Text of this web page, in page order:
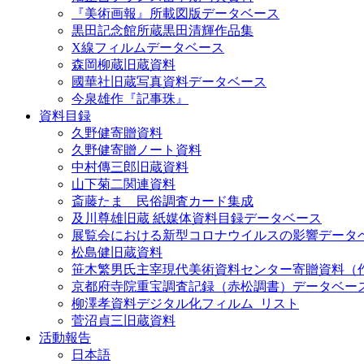
『美術画報』所載図版データベース
黒田記念館所蔵黒田清輝作品集
X線フィルムデータベース
森岡柳蔵旧蔵資料
國華社旧蔵写真資料データベース
今泉雄作『記事珠』
資料目録
久野健寄贈資料
久野健寄贈ノート資料
中村傳三郎旧蔵資料
山下菊二関連資料
斎藤たま 民俗調査カード集成
及川尊雄旧蔵 紙媒体資料目録データベース
展覧会における新型コロナウイルスの影響データ
松島健旧蔵資料
笹木繁男氏主宰現代美術資料センター寄贈資料（
京都府寺院重宝調査記録（赤松調書）データベー
柳澤孝資料デジタル化フィルム_リスト
菅沼貞三旧蔵資料
活動報告
日本語